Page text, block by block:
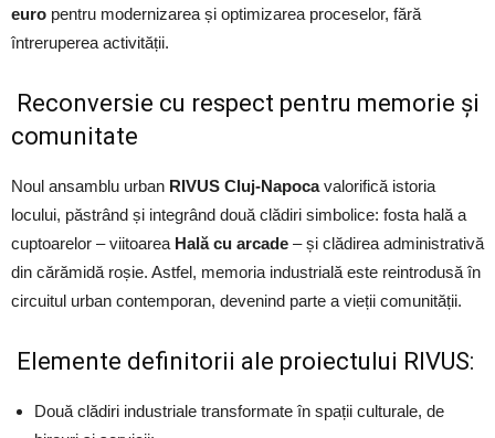
euro pentru modernizarea și optimizarea proceselor, fără
întreruperea activității.
Reconversie cu respect pentru memorie și
comunitate
Noul ansamblu urban RIVUS Cluj-Napocavalorifică istoria
locului, păstrând și integrând două clădiri simbolice: fosta hală a
cuptoarelor – viitoarea Hală cu arcade – și clădirea administrativă
din cărămidă roșie. Astfel, memoria industrială este reintrodusă în
circuitul urban contemporan, devenind parte a vieții comunității.
Elemente definitorii ale proiectului RIVUS:
Două clădiri industriale transformate în spații culturale, de